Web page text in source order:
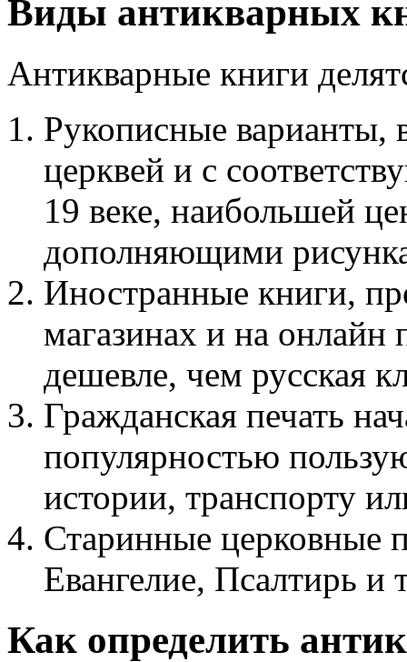
Виды антикварных
Антикварные книги
Рукописные варианты,
церквей и с
19 веке, наибольшей
дополняющими
Иностранные книги,
магазинах и на онлайн
дешевле, чем русская
Гражданская печать
популярностью
истории, транспорту
Старинные церковные
Евангелие, Псалтирь и
Как определить